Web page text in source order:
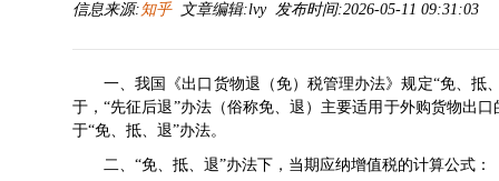
信息来源: 知乎文章编辑:lvy 发布时间:2026-05-11 09:31:03
一、我国《出口货物退（免）税管理办法》规定“免、抵
于，“先征后退”办法（俗称免、退）主要适用于外购货物出
于“免、抵、退”办法。
二、“免、抵、退”办法下，当期应纳增值税的计算公式：